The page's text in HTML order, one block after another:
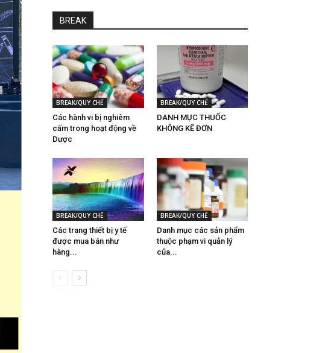
BREAK
BREAK/QUY CHẾ
Các hành vi bị nghiêm
cấm trong hoạt động về
Dược
BREAK/QUY CHẾ
DANH MỤC THUỐC
KHÔNG KÊ ĐƠN
BREAK/QUY CHẾ
Các trang thiết bị y tế
được mua bán như
hàng...
BREAK/QUY CHẾ
Danh mục các sản phẩm
thuộc phạm vi quản lý
của...